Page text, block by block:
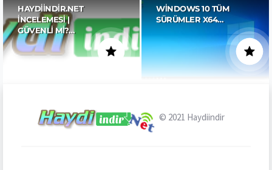
HAYDIINDIR.NET
İNCELEMESI |
GÜVENLI MI?…
WINDOWS 10 TÜM
SÜRÜMLER X64…
© 2021 Haydiindir